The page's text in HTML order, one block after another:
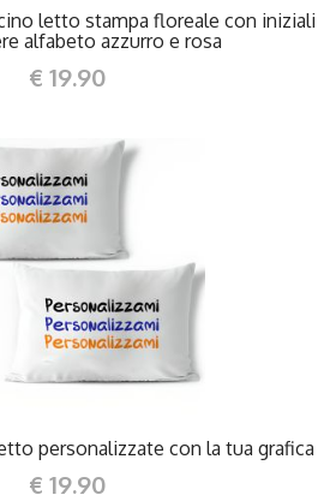
letto stampa floreale con iniziali
alfabeto azzurro e rosa
€ 19.90
personalizzate con la tua grafica
€ 19.90